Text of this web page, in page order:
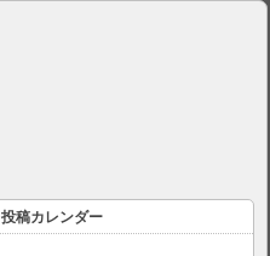
投稿カレンダー